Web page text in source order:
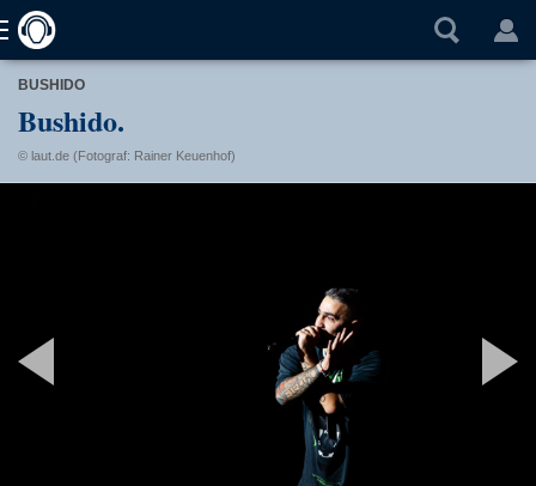
BUSHIDO
Bushido.
© laut.de (Fotograf: Rainer Keuenhof)